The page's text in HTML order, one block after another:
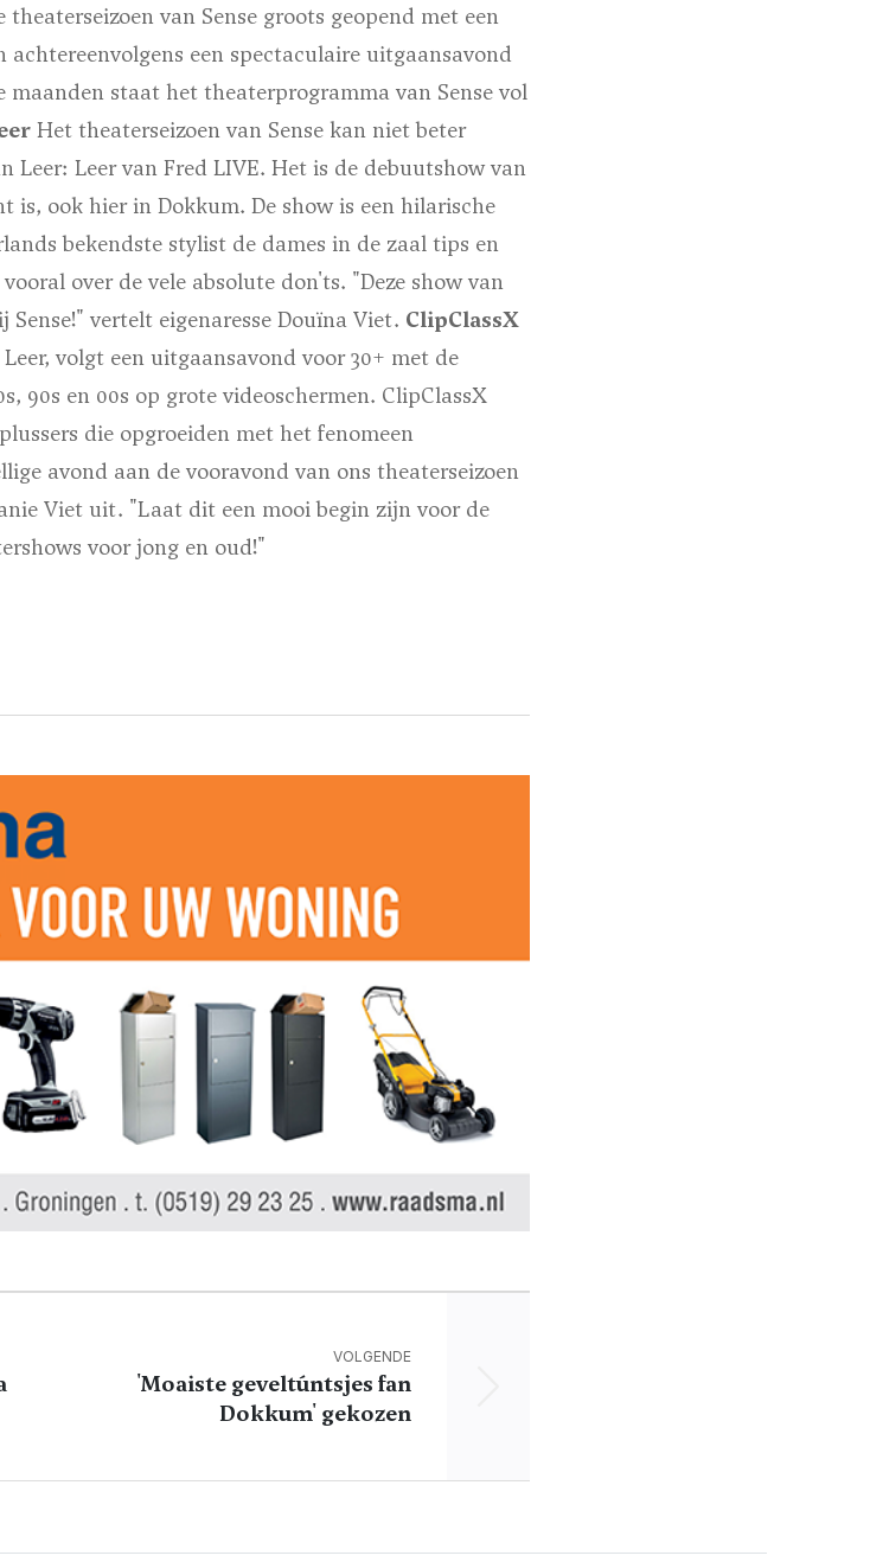
van Sense groots geopend met een
een spectaculaire uitgaansavond
maanden staat het theaterprogramma van Sense vol
Het theaterseizoen van Sense kan niet beter
Leer: Leer van Fred LIVE. Het is de debuutshow van
is, ook hier in Dokkum. De show is een hilarische
bekendste stylist de dames in de zaal tips en
over de vele absolute don'ts. "Deze show van
vertelt eigenaresse Douïna Viet. ClipClassX
volgt een uitgaansavond voor 30+ met de
90s en 00s op grote videoschermen. ClipClassX
die opgroeiden met het fenomeen
avond aan de vooravond van ons theaterseizoen
Viet uit. "Laat dit een mooi begin zijn voor de
voor jong en oud!"
VOLGENDE
'Moaiste geveltúntsjes fan
Dokkum' gekozen